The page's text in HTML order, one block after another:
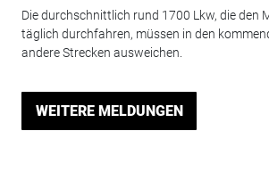
Die durchschnittlich rund 1700 Lkw, die den
täglich durchfahren, müssen in den
andere Strecken ausweichen.
WEITERE MELDUNGEN